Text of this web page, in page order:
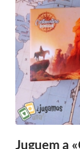
Juguem a